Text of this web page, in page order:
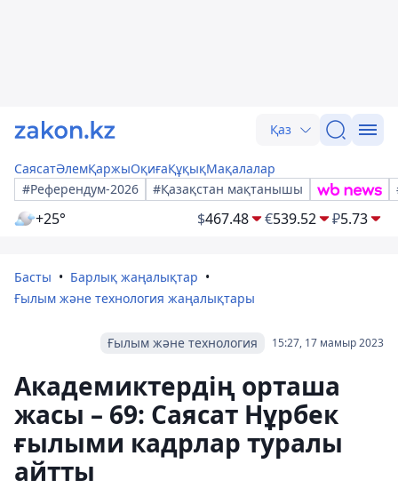
Қаз
СаясатӘлемҚаржыОқиғаҚұқықМақалалар
#Референдум-2026
#Қазақстан мақтанышы
+25° $467.48 €539.52 ₽5.73
Басты
Барлық жаңалықтар
Ғылым және технология жаңалықтары
15:27, 17 мамыр 2023
Ғылым және технология
Академиктердің орташа
жасы – 69: Саясат Нұрбек
ғылыми кадрлар туралы
айтты